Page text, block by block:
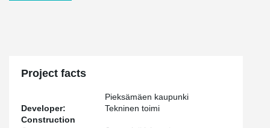
Project facts
Developer:
Pieksämäen kaupunki
Tekninen toimi
Construction